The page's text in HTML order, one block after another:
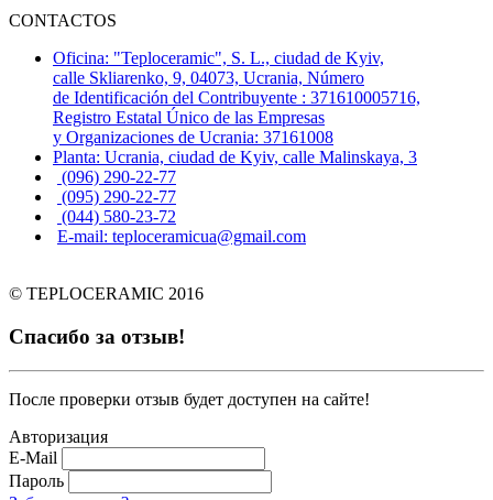
CONTACTOS
Oficina: "Teploceramic", S. L., ciudad de Kyiv,
calle Skliarenko, 9, 04073, Ucrania, Número
de Identificación del Contribuyente : 371610005716,
Registro Estatal Único de las Empresas
y Organizaciones de Ucrania: 37161008
Planta: Ucrania, ciudad de Kyiv, calle Malinskaya, 3
(096) 290-22-77
(095) 290-22-77
(044) 580-23-72
E-mail: teploceramicua@gmail.com
© TEPLOCERAMIC 2016
Спасибо за отзыв!
После проверки отзыв будет доступен на сайте!
Авторизация
E-Mail
Пароль